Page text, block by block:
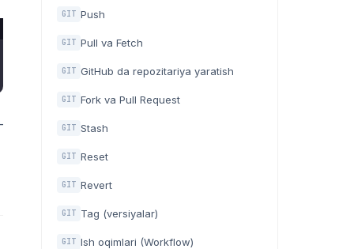
GIT Push
GIT Pull va Fetch
GIT GitHub da repozitariya yaratish
GIT Fork va Pull Request
GIT Stash
GIT Reset
GIT Revert
GIT Tag (versiyalar)
GIT Ish oqimlari (Workflow)